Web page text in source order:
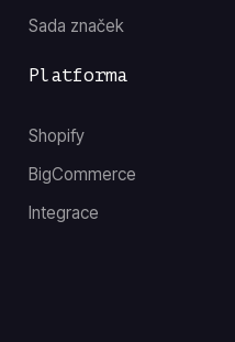
Sada značek
Platforma
Shopify
BigCommerce
Integrace